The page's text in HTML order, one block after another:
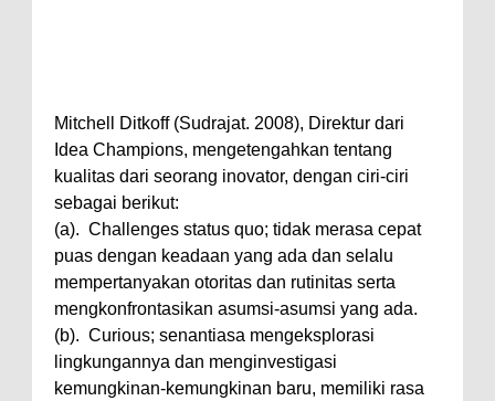
Mitchell Ditkoff (Sudrajat. 2008), Direktur dari
Idea Champions, mengetengahkan tentang
kualitas dari seorang inovator, dengan ciri-ciri
sebagai berikut:
(a). Challenges status quo; tidak merasa cepat
puas dengan keadaan yang ada dan selalu
mempertanyakan otoritas dan rutinitas serta
mengkonfrontasikan asumsi-asumsi yang ada.
(b). Curious; senantiasa mengeksplorasi
lingkungannya dan menginvestigasi
kemungkinan-kemungkinan baru, memiliki rasa